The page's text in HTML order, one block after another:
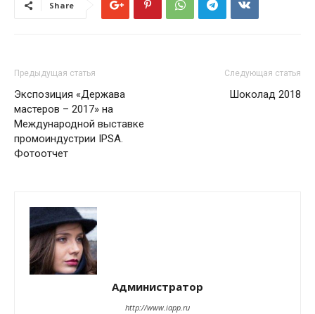
Share
Предыдущая статья
Экспозиция «Держава
мастеров – 2017» на
Международной выставке
промоиндустрии IPSA.
Фотоотчет
Следующая статья
Шоколад 2018
Администратор
http://www.iapp.ru